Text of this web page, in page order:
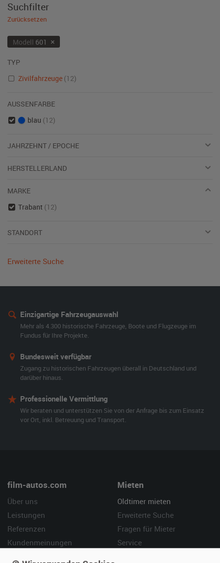
Suchfilter
Zurücksetzen
Modell 601 ×
TYP
Zivilfahrzeuge (12)
AUSSENFARBE
blau (12)
JAHRZEHNT / EPOCHE
HERSTELLERLAND
MARKE
Trabant (12)
STANDORT
Erweiterte Suche
Einzigartige Fahrzeugauswahl
Mehr als 4.300 historische Fahrzeuge, Boote und Flugzeuge im
Fundus für Ihre Projekte.
Bundesweit verfügbar
Zugang zu historischen Fahrzeugen überall in Deutschland und
darüber hinaus.
Professionelle Vermittlung
Wir beraten und unterstützen Sie von der Anfrage bis zum Einsatz
vor Ort, inkl. Betreuung und Transport.
film-autos.com
Über uns
Leistungen
Referenzen
Kundenmeinungen
Mieten
Oldtimer mieten
Erweiterte Suche
Fragen für Mieter
Service